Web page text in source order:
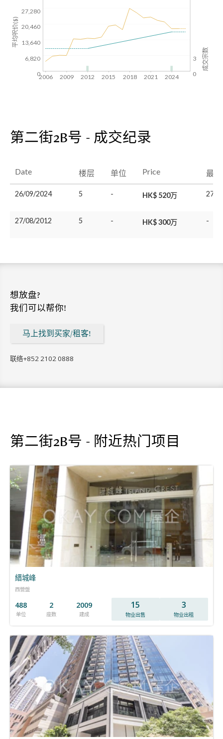
3
0
2006 2009 2012 2015 2018 2021 2024
成交宗数
27,280
20,460
13,640
6,820
0
平均呎价($)
第二街2B号 - 成交纪录
Date 楼层 单位 Price 最
26/09/2024 5 - HK$ 520万 27/
27/08/2012 5 - HK$ 300万 -
想放盘?
我们可以帮你!
马上找到买家/租客!
联络+852 2102 0888
第二街2B号 - 附近热门项目
縉城峰
西營盤
488
单位
2
座数
2009
建成
15
物业出售
3
物业出租